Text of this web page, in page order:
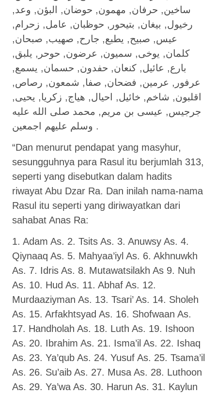
ساخين, حرفان, مهمون, حوضان, البؤن, وعد,
رخيول, بيغان, بتيحور, حوظبان, عامل, زحرام,
عيس, صبيح, يطبع, جارح, صهيب, صبحان,
كلمان, يوخى, سميون, عرضون, حوحر, يلبق,
بارع, عائيل, كنعان, حفدون, حسمان, يسمع,
عرفور, عرمين, فضحان, صفا, شمعون, رصاص,
اقلبون, شاخم, خائيل, احيال, هياج, زكريا, يحيى,
جرجيس, عيسى بن مريم, محمد صلى الله عليه
وسلم عليهم اجمعين .
“Dan menurut pendapat yang masyhur,
sesungguhnya para Rasul itu berjumlah 313,
seperti yang disebutkan dalam hadits
riwayat Abu Dzar Ra. Dan inilah nama-nama
Rasul itu seperti yang diriwayatkan dari
sahabat Anas Ra:
1. Adam As. 2. Tsits As. 3. Anuwsy As. 4.
Qiynaaq As. 5. Mahyaa’iyl As. 6. Akhnuwkh
As. 7. Idris As. 8. Mutawatsilakh As 9. Nuh
As. 10. Hud As. 11. Abhaf As. 12.
Murdaaziyman As. 13. Tsari’ As. 14. Sholeh
As. 15. Arfakhtsyad As. 16. Shofwaan As.
17. Handholah As. 18. Luth As. 19. Ishoon
As. 20. Ibrahim As. 21. Isma’il As. 22. Ishaq
As. 23. Ya’qub As. 24. Yusuf As. 25. Tsama’il
As. 26. Su’aib As. 27. Musa As. 28. Luthoon
As. 29. Ya’wa As. 30. Harun As. 31. Kaylun